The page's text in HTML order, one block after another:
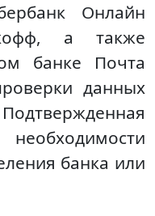
Онлайн
а также
банке Почта
данных
банка или